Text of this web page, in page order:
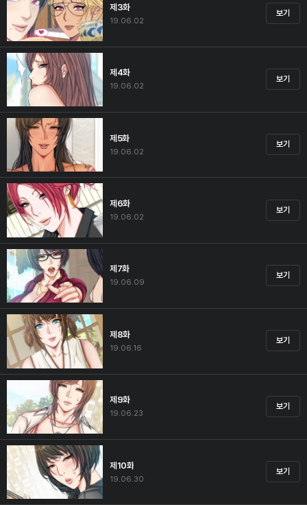
제3화
19.06.02
보기
제4화
19.06.02
보기
제5화
19.06.02
보기
제6화
19.06.02
보기
제7화
19.06.09
보기
제8화
19.06.16
보기
제9화
19.06.23
보기
제10화
19.06.30
보기